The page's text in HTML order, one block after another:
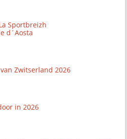
Sportbreizh
d´Aosta
Zwitserland 2026
in 2026